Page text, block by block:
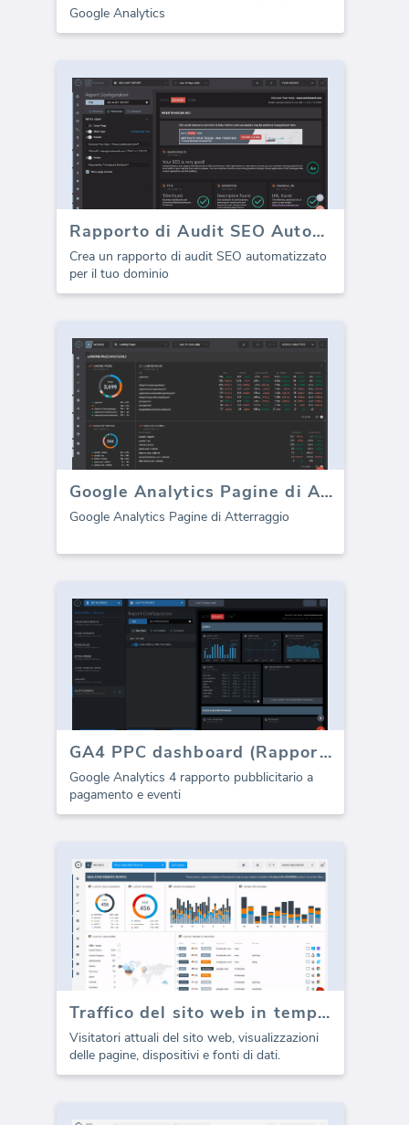
Google Analytics
Rapporto di Audit SEO Automatizzato
Crea un rapporto di audit SEO automatizzato
per il tuo dominio
Google Analytics Pagine di Atterraggio
Google Analytics Pagine di Atterraggio
GA4 PPC dashboard (Rapporto)
Google Analytics 4 rapporto pubblicitario a
pagamento e eventi
Traffico del sito web in tempo reale
Visitatori attuali del sito web, visualizzazioni
delle pagine, dispositivi e fonti di dati.